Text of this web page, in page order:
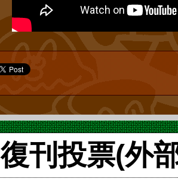
のワニ』の7話
ます。『杉の木
ピアノ』は、『
図書館』(フレ
ョンと、この機
どうでしょう?
2009年(平成20
った『アンパン
ス』(フレーベ
ました。しかし
とのはずなので
こにそのまま掲
ラダラとした長
えるアンパンマ
寧に書き直すこ
素直に受け入れ
録認定や、『ア
復刊投票(外